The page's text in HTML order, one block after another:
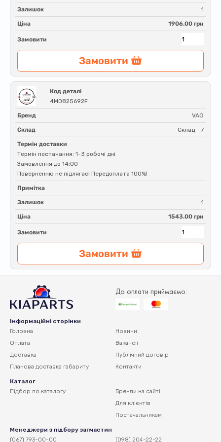
Залишок 1
Ціна 1906.00 грн
Замовити
Замовити
Код деталі
4M0825692F
Бренд VAG
Склад Склад - 7
Термін доставки
Термін постачання: 1-3 робочі дні
Замовлення до 14:00
Поверненню не підлягає! Передоплата 100%!
Примітка
Залишок 1
Ціна 1543.00 грн
Замовити
Замовити
До оплати приймаємо:
Інформаційні сторінки
Головна
Оплата
Доставка
Планова доставка габариту
Новини
Вакансії
Публічний договір
Контакти
Каталог
Підбор по каталогу
Бренди на сайті
Для клієнтів
Постачальникам
Менеджери з підбору запчастин
(067) 793-00-00
(098) 204-22-22